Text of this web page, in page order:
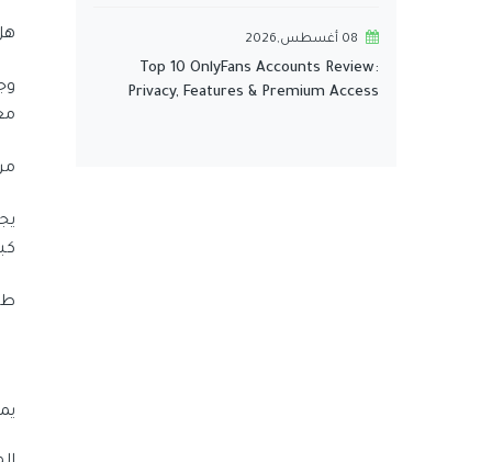
08 أغسطس,2026
Top 10 OnlyFans Accounts Review:
Privacy, Features & Premium Access